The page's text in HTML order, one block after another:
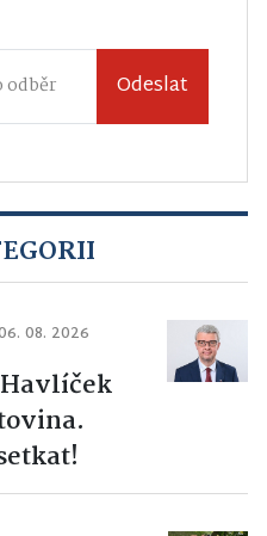
Odeslat
08. 2026